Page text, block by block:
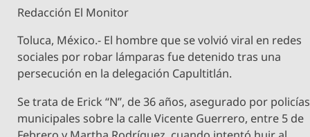
Redacción El Monitor
Toluca, México.- El hombre que se volvió viral en redes
sociales por robar lámparas fue detenido tras una
persecución en la delegación Capultitlán.
Se trata de Erick “N”, de 36 años, asegurado por policías
municipales sobre la calle Vicente Guerrero, entre 5 de